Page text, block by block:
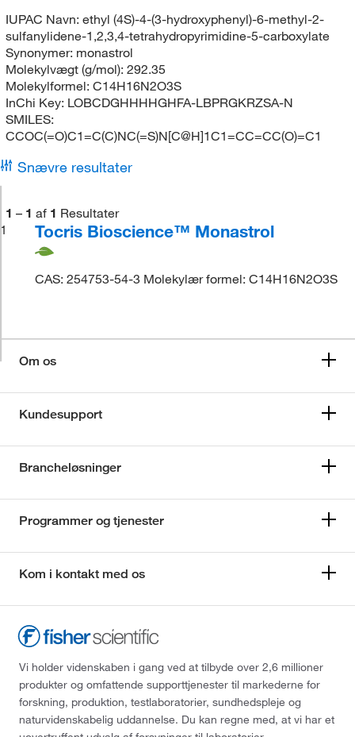
IUPAC Navn: ethyl (4S)-4-(3-hydroxyphenyl)-6-methyl-2-
sulfanylidene-1,2,3,4-tetrahydropyrimidine-5-carboxylate
Synonymer: monastrol
Molekylvægt (g/mol): 292.35
Molekylformel: C14H16N2O3S
InChi Key: LOBCDGHHHHGHFA-LBPRGKRZSA-N
SMILES:
CCOC(=O)C1=C(C)NC(=S)N[C@H]1C1=CC=CC(O)=C1
Snævre resultater
1 – 1 af 1 Resultater
1
Tocris Bioscience™ Monastrol
CAS: 254753-54-3 Molekylær formel: C14H16N2O3S
Om os
Kundesupport
Brancheløsninger
Programmer og tjenester
Kom i kontakt med os
Vi holder videnskaben i gang ved at tilbyde over 2,6 millioner
produkter og omfattende supporttjenester til markederne for
forskning, produktion, testlaboratorier, sundhedspleje og
naturvidenskabelig uddannelse. Du kan regne med, at vi har et